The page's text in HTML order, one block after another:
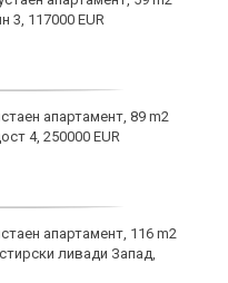
3, 117000 EUR
апартамент, 89 m2
4, 250000 EUR
апартамент, 116 m2
ливади Запад,